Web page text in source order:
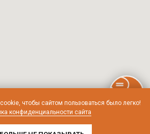
чтобы сайтом пользоваться было легко!
конфиденциальности сайта